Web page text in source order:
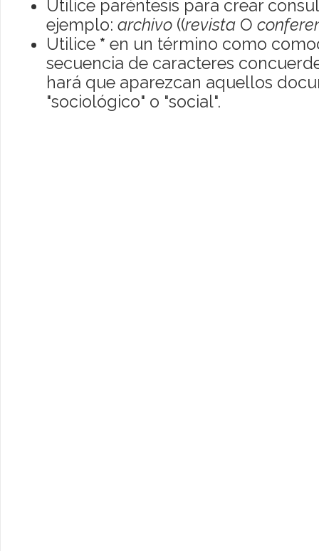
Utilice paréntesis para crear
ejemplo: archivo((revistaO
Utilice * en un término como
secuencia de caracteres
hará que aparezcan aquellos
"sociológico" o "social".